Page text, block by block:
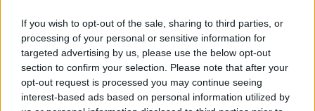
If you wish to opt-out of the sale, sharing to third parties, or
processing of your personal or sensitive information for
targeted advertising by us, please use the below opt-out
section to confirm your selection. Please note that after your
opt-out request is processed you may continue seeing
interest-based ads based on personal information utilized by
πρόγνωση:
33°
ΠΑ
28
ΣΑ